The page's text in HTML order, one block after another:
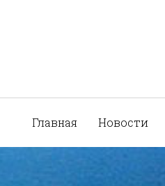
Главная Новости